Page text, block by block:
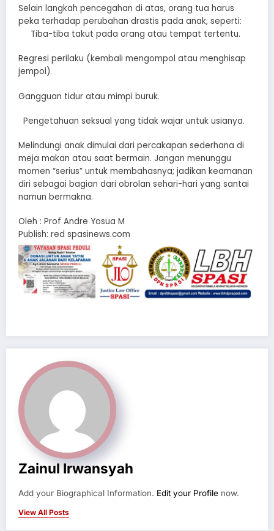
​Selain langkah pencegahan di atas, orang tua harus
peka terhadap perubahan drastis pada anak, seperti:
​Tiba-tiba takut pada orang atau tempat tertentu.
​Regresi perilaku (kembali mengompol atau menghisap
jempol).
​Gangguan tidur atau mimpi buruk.
​Pengetahuan seksual yang tidak wajar untuk usianya.
​Melindungi anak dimulai dari percakapan sederhana di
meja makan atau saat bermain. Jangan menunggu
momen “serius” untuk membahasnya; jadikan keamanan
diri sebagai bagian dari obrolan sehari-hari yang santai
namun bermakna.
Oleh : Prof Andre Yosua M
Publish: red spasinews.com
Zainul Irwansyah
Add your Biographical Information. Edit your Profile now.
View All Posts